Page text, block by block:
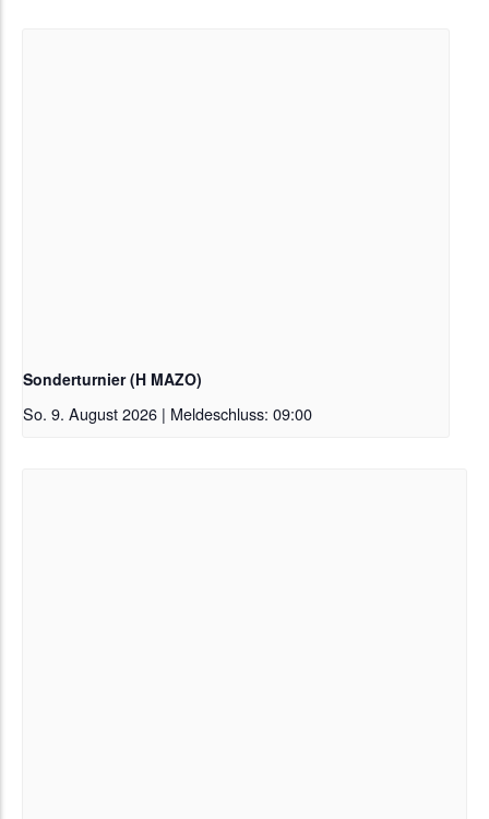
Sonderturnier (H MAZO)
So. 9. August 2026 | Meldeschluss: 09:00